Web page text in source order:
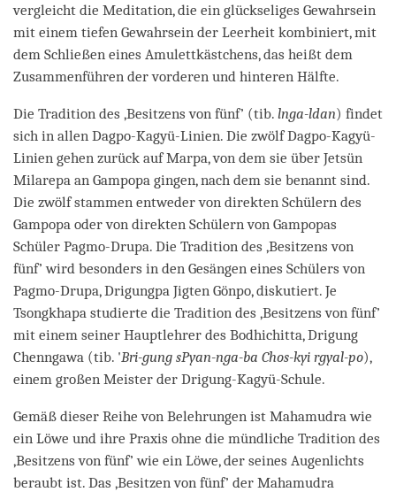
vergleicht die Meditation, die ein glückseliges Gewahrsein
mit einem tiefen Gewahrsein der Leerheit kombiniert, mit
dem Schließen eines Amulettkästchens, das heißt dem
Zusammenführen der vorderen und hinteren Hälfte.
Die Tradition des ‚Besitzens von fünf’ (tib. lnga-ldan) findet
sich in allen Dagpo-Kagyü-Linien. Die zwölf Dagpo-Kagyü-
Linien gehen zurück auf Marpa, von dem sie über Jetsün
Milarepa an Gampopa gingen, nach dem sie benannt sind.
Die zwölf stammen entweder von direkten Schülern des
Gampopa oder von direkten Schülern von Gampopas
Schüler Pagmo-Drupa. Die Tradition des ‚Besitzens von
fünf’ wird besonders in den Gesängen eines Schülers von
Pagmo-Drupa, Drigungpa Jigten Gönpo, diskutiert. Je
Tsongkhapa studierte die Tradition des ‚Besitzens von fünf’
mit einem seiner Hauptlehrer des Bodhichitta, Drigung
Chenngawa (tib. 'Bri-gung sPyan-nga-ba Chos-kyi rgyal-po),
einem großen Meister der Drigung-Kagyü-Schule.
Gemäß dieser Reihe von Belehrungen ist Mahamudra wie
ein Löwe und ihre Praxis ohne die mündliche Tradition des
‚Besitzens von fünf’ wie ein Löwe, der seines Augenlichts
beraubt ist. Das ‚Besitzen von fünf’ der Mahamudra